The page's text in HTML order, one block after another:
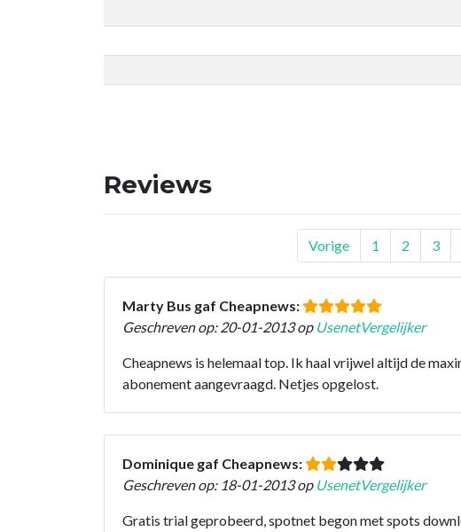
Reviews
Vorige 1 2 3
Marty Bus gaf Cheapnews:
Geschreven op: 20-01-2013 op UsenetVergelijker
Cheapnews is helemaal top. Ik haal vrijwel altijd de
abonement aangevraagd. Netjes opgelost.
Dominique gaf Cheapnews:
Geschreven op: 18-01-2013 op UsenetVergelijker
Gratis trial geprobeerd, spotnet begon met spots